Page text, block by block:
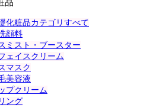
品
化粧品カテゴリすべて
顔料
ミスト・ブースター
ェイスクリーム
マスク
美容液
プクリーム
ング